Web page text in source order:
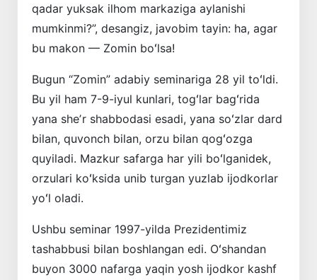
qadar yuksak ilhom markaziga aylanishi
mumkinmi?”, desangiz, javobim tayin: ha, agar
bu makon — Zomin boʻlsa!
Bugun “Zomin” adabiy seminariga 28 yil toʻldi.
Bu yil ham 7-9-iyul kunlari, togʻlar bagʻrida
yana sheʼr shabbodasi esadi, yana soʻzlar dard
bilan, ­quvonch bilan, orzu bilan qogʻozga
quyiladi. Mazkur safarga har yili boʻlganidek,
orzulari koʻksida unib turgan yuzlab ijodkorlar
yoʻl oladi.
Ushbu seminar 1997-yilda Prezidentimiz
tashabbusi bilan boshlangan edi. Oʻshandan
buyon 3000 nafarga yaqin yosh ijodkor kashf